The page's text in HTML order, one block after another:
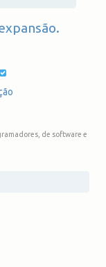
de software e